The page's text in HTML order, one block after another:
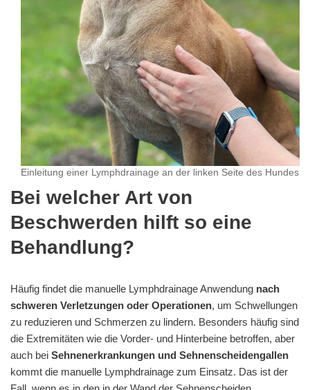
Einleitung einer Lymphdrainage an der linken Seite des Hundes
Bei welcher Art von
Beschwerden hilft so eine
Behandlung?
Häufig findet die manuelle Lymphdrainage Anwendung nach
schweren Verletzungen oder Operationen, um Schwellungen
zu reduzieren und Schmerzen zu lindern. Besonders häufig sind
die Extremitäten wie die Vorder- und Hinterbeine betroffen, aber
auch bei Sehnenerkrankungen und Sehnenscheidengallen
kommt die manuelle Lymphdrainage zum Einsatz. Das ist der